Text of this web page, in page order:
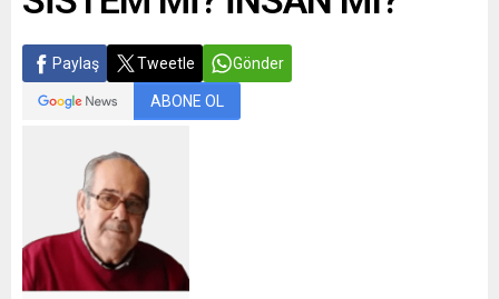
Paylaş Tweetle Gönder
ABONE OL